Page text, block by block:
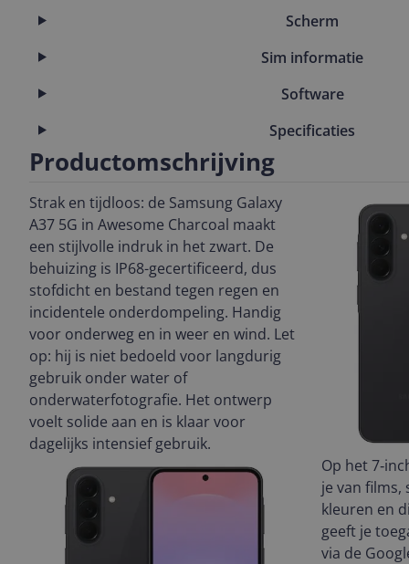
Scherm
Sim informatie
Software
Specificaties
Productomschrijving
Strak en tijdloos: de Samsung Galaxy
A37 5G in Awesome Charcoal maakt
een stijlvolle indruk in het zwart. De
behuizing is IP68-gecertificeerd, dus
stofdicht en bestand tegen regen en
incidentele onderdompeling. Handig
voor onderweg en in weer en wind. Let
op: hij is niet bedoeld voor langdurig
gebruik onder water of
onderwaterfotografie. Het ontwerp
voelt solide aan en is klaar voor
dagelijks intensief gebruik.
Op het
je van films,
kleuren en
geeft je
via de